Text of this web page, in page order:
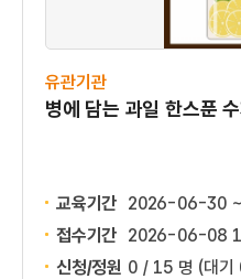
유관기관
병에 담는 과일 한스푼
교육기간 2026-06-30
접수기간 2026-06-08
신청/정원 0 / 15 명 (대